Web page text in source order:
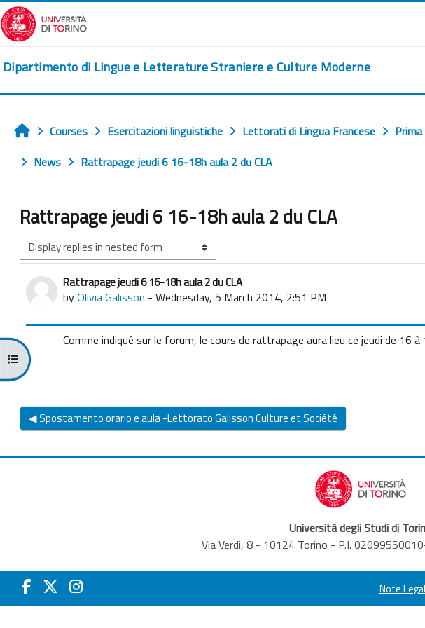
Skip to main content
Dipartimento di Lingue e Letterature Straniere e Culture Moderne
Open course index
Home
Courses Esercitazioni linguistiche Lettorati di Lingua Francese
News
Rattrapage jeudi 6 16-18h aula 2 du CLA
Rattrapage jeudi 6 16-18h aula 2 du CLA
Display mode
Rattrapage jeudi 6 16-18h aula 2 du CLA
byOlivia Galisson - Wednesday, 5 March 2014, 2:51 PM
Number of replies: 0
Comme indiqué sur le forum, le cours de rattrapage aura lieu ce jeudi de 16
◀︎ Spostamento orario e aula -Lettorato Galisson Culture et Société
Università degli Studi di
Via Verdi, 8 - 10124 Torino - P.I.
Note